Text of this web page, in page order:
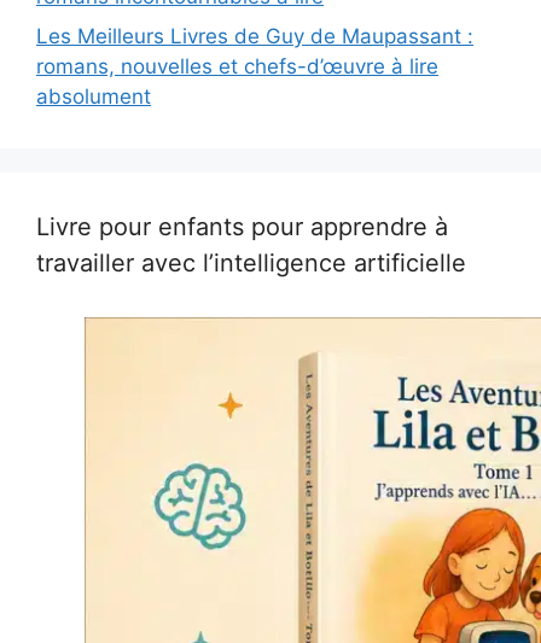
Les Meilleurs Livres de Guy de Maupassant :
romans, nouvelles et chefs-d’œuvre à lire
absolument
Livre pour enfants pour apprendre à
travailler avec l’intelligence artificielle